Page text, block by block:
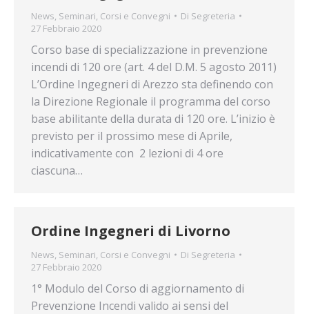
News, Seminari, Corsi e Convegni Di Segreteria
27 Febbraio 2020
Corso base di specializzazione in prevenzione
incendi di 120 ore (art. 4 del D.M. 5 agosto 2011)
L’Ordine Ingegneri di Arezzo sta definendo con
la Direzione Regionale il programma del corso
base abilitante della durata di 120 ore. L’inizio è
previsto per il prossimo mese di Aprile,
indicativamente con 2 lezioni di 4 ore
ciascuna…
Ordine Ingegneri di Livorno
News, Seminari, Corsi e Convegni Di Segreteria
27 Febbraio 2020
1° Modulo del Corso di aggiornamento di
Prevenzione Incendi valido ai sensi del